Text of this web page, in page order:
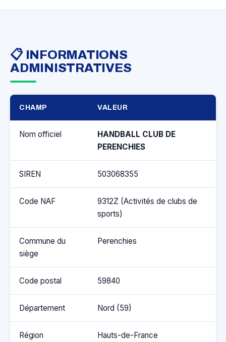
📋 INFORMATIONS
ADMINISTRATIVES
CHAMP VALEUR
Nom officiel
HANDBALL CLUB DE
PERENCHIES
SIREN 503068355
Code NAF
9312Z (Activités de clubs de
sports)
Commune du
siège
Perenchies
Code postal 59840
Département Nord (59)
Région Hauts-de-France